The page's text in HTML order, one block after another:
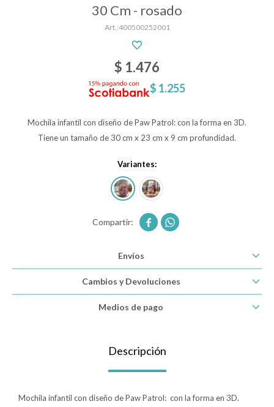
30 Cm - rosado
400500252001
$ 1.476
$ 1.255
Mochila infantil con diseño de Paw Patrol: con la forma en 3D.
Tiene un tamaño de 30 cm x 23 cm x 9 cm profundidad.
Variantes:
 
Envíos
Cambios y Devoluciones
Medios de pago
Descripción
Mochila infantil con diseño de Paw Patrol: con la forma en 3D.
Paseo y seguridad
Estimulación primera infancia
Bolsos y mochilas maternales
Lentes